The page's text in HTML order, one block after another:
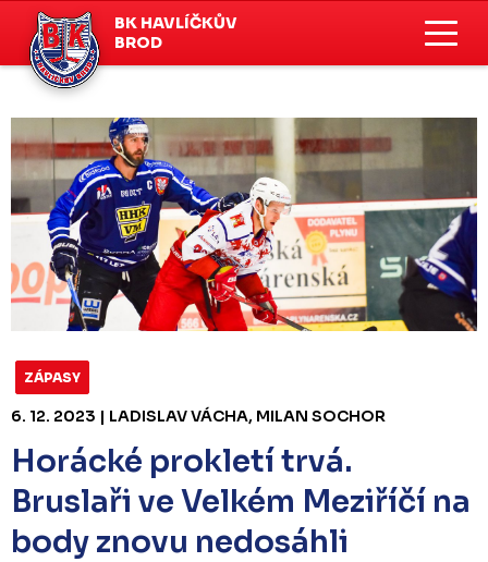
BK HAVLÍČKŮV
BROD
ZÁPASY
6. 12. 2023 | LADISLAV VÁCHA, MILAN SOCHOR
Horácké prokletí trvá.
Bruslaři ve Velkém Meziříčí na
body znovu nedosáhli